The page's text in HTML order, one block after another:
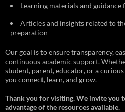
Learning materials and
Articles and insights related to
preparation
Our goal is to ensure transparency,
continuous academic support.
student, parent, educator, or a
you connect, learn, and grow.
Thank you for visiting. We invite you
advantage of the resources available.